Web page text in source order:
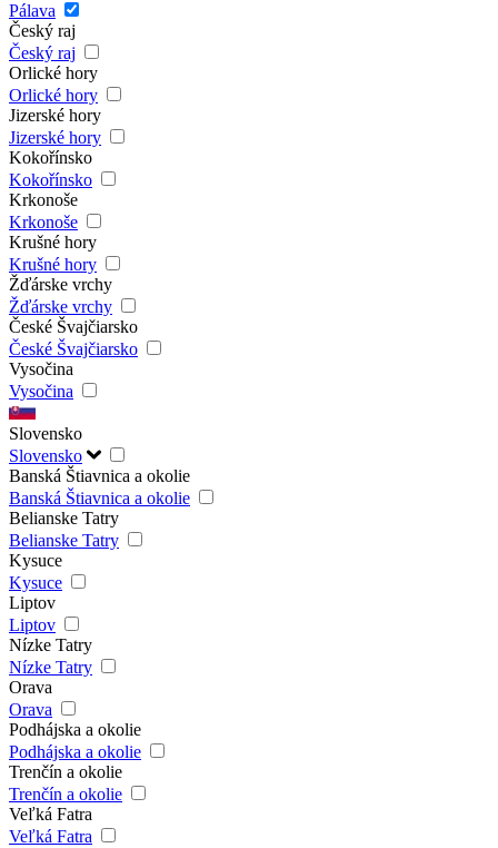
Pálava
Český raj
Český raj
Orlické hory
Orlické hory
Jizerské hory
Jizerské hory
Kokořínsko
Kokořínsko
Krkonoše
Krkonoše
Krušné hory
Krušné hory
Žďárske vrchy
Žďárske vrchy
České Švajčiarsko
České Švajčiarsko
Vysočina
Vysočina
Slovensko
Slovensko
Banská Štiavnica a okolie
Banská Štiavnica a okolie
Belianske Tatry
Belianske Tatry
Kysuce
Kysuce
Liptov
Liptov
Nízke Tatry
Nízke Tatry
Orava
Orava
Podhájska a okolie
Podhájska a okolie
Trenčín a okolie
Trenčín a okolie
Veľká Fatra
Veľká Fatra